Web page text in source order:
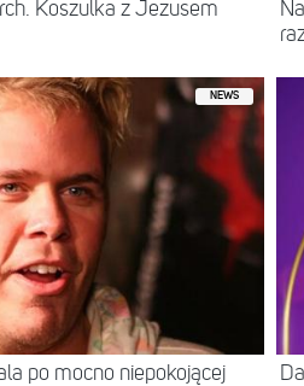
Koszulka z Jezusem
NEWS
po mocno niepokojącej